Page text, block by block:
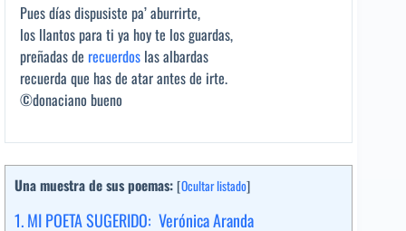
Pues días dispusiste pa’ aburrirte,
los llantos para ti ya hoy te los guardas,
preñadas de recuerdos las albardas
recuerda que has de atar antes de irte.
©donaciano bueno
Una muestra de sus poemas: [Ocultar listado]
1.MI POETA SUGERIDO: Verónica Aranda